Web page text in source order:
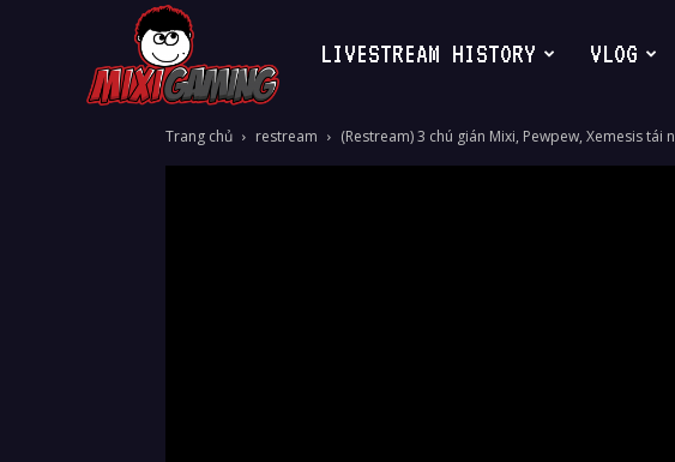
MixiGaming
LIVESTREAM HISTORY VLOG
Trang chủ restream (Restream) 3 chú gián Mixi, Pewpew, Xemesis tái